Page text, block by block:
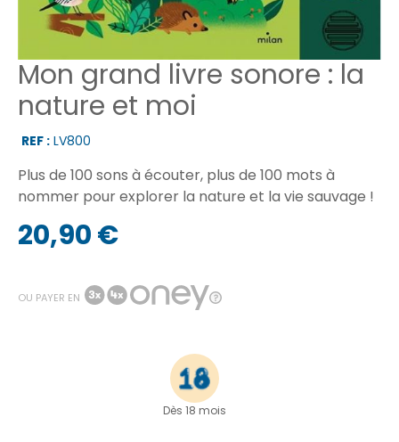
Mon grand livre sonore : la
nature et moi
REF : LV800
Plus de 100 sons à écouter, plus de 100 mots à
nommer pour explorer la nature et la vie sauvage !
20,90 €
OU PAYER EN
Dès 18 mois